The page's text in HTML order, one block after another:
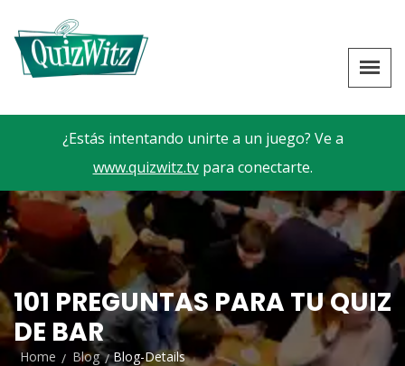
¿Estás intentando unirte a un juego? Ve a
www.quizwitz.tvpara conectarte.
101 PREGUNTAS PARA TU QUIZ
DE BAR
Home Blog Blog-Details